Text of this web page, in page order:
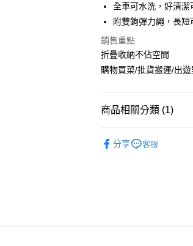
國泰世華商業銀行
臺灣中小企業銀行
匯豐（台灣）商業銀行
聯邦商業銀行
玉山商業銀行
街口支付
悠遊付
Google Pay
貨到付款
運送方式
全車可水洗，好清潔
附雙鉤彈力繩，長短
銷售重點
折疊收納不佔空間
購物買菜/批貨搬運/出
商品相關分類 (1)
分享
客服